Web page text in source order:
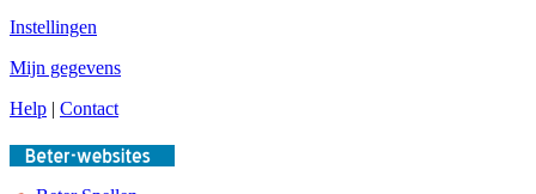
Instellingen
Mijn gegevens
Help | Contact